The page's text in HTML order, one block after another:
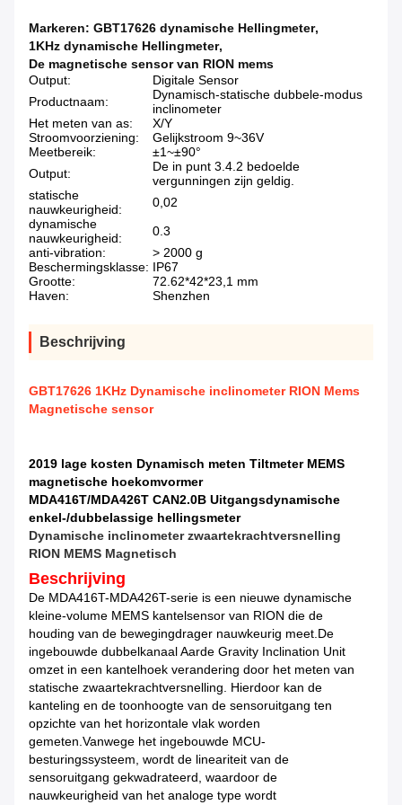
Markeren: GBT17626 dynamische Hellingmeter,
1KHz dynamische Hellingmeter,
De magnetische sensor van RION mems
Output:
Digitale Sensor
Productnaam:
Dynamisch-statische dubbele-modus
inclinometer
Het meten van as:
X/Y
Stroomvoorziening:
Gelijkstroom 9~36V
Meetbereik:
±1~±90°
Output:
De in punt 3.4.2 bedoelde
vergunningen zijn geldig.
statische
nauwkeurigheid:
0,02
dynamische
nauwkeurigheid:
0.3
anti-vibration:
> 2000 g
Beschermingsklasse: IP67
Grootte:
72.62*42*23,1 mm
Haven:
Shenzhen
Beschrijving
GBT17626 1KHz Dynamische inclinometer RION Mems
Magnetische sensor
2019 lage kosten Dynamisch meten Tiltmeter MEMS
magnetische hoekomvormer
MDA416T/MDA426T CAN2.0B Uitgangsdynamische
enkel-/dubbelassige hellingsmeter
Dynamische inclinometer zwaartekrachtversnelling
RION MEMS Magnetisch
Beschrijving
De MDA416T-MDA426T-serie is een nieuwe dynamische
kleine-volume MEMS kantelsensor van RION die de
houding van de bewegingdrager nauwkeurig meet.De
ingebouwde dubbelkanaal Aarde Gravity Inclination Unit
omzet in een kantelhoek verandering door het meten van
statische zwaartekrachtversnelling. Hierdoor kan de
kanteling en de toonhoogte van de sensoruitgang ten
opzichte van het horizontale vlak worden
gemeten.Vanwege het ingebouwde MCU-
besturingssysteem, wordt de lineariteit van de
sensoruitgang gekwadrateerd, waardoor de
nauwkeurigheid van het analoge type wordt